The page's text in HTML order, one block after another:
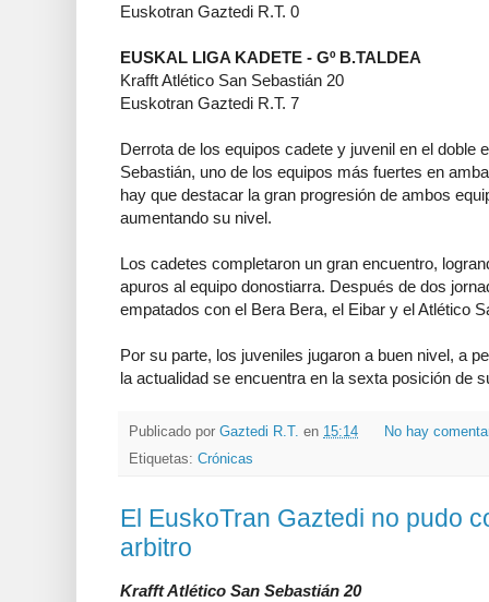
Euskotran Gaztedi R.T. 0
EUSKAL LIGA KADETE - Gº B.TALDEA
Krafft Atlético San Sebastián 20
Euskotran Gaztedi R.T. 7
Derrota de los equipos cadete y juvenil en el doble
Sebastián, uno de los equipos más fuertes en
hay que destacar la gran progresión de ambos
aumentando su nivel.
Los cadetes completaron un gran encuentro,
apuros al equipo donostiarra. Después de dos
empatados con el Bera Bera, el Eibar y el Atlético
Por su parte, los juveniles jugaron a buen nivel, a
la actualidad se encuentra en la sexta posición de
Publicado por Gaztedi R.T. en 15:14
No hay
Etiquetas: Crónicas
El EuskoTran Gaztedi no pudo
arbitro
Krafft Atlético San Sebastián 20